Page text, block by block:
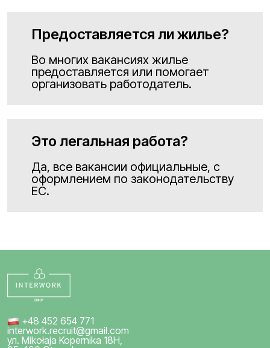
Предоставляется ли жилье?
Во многих вакансиях жилье
предоставляется или помогает
организовать работодатель.
Это легальная работа?
Да, все вакансии официальные, с
оформлением по законодательству
ЕС.
+48 452 654 771
interwork.recruit@gmail.com
ул. Mikołaja Kopernika 18H,